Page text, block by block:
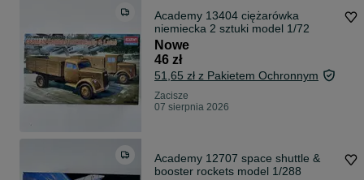
Academy 13404 ciężarówka
niemiecka 2 sztuki model 1/72
Nowe
46 zł
51,65 zł z Pakietem Ochronnym
Zacisze
07 sierpnia 2026
Academy 12707 space shuttle &
booster rockets model 1/288